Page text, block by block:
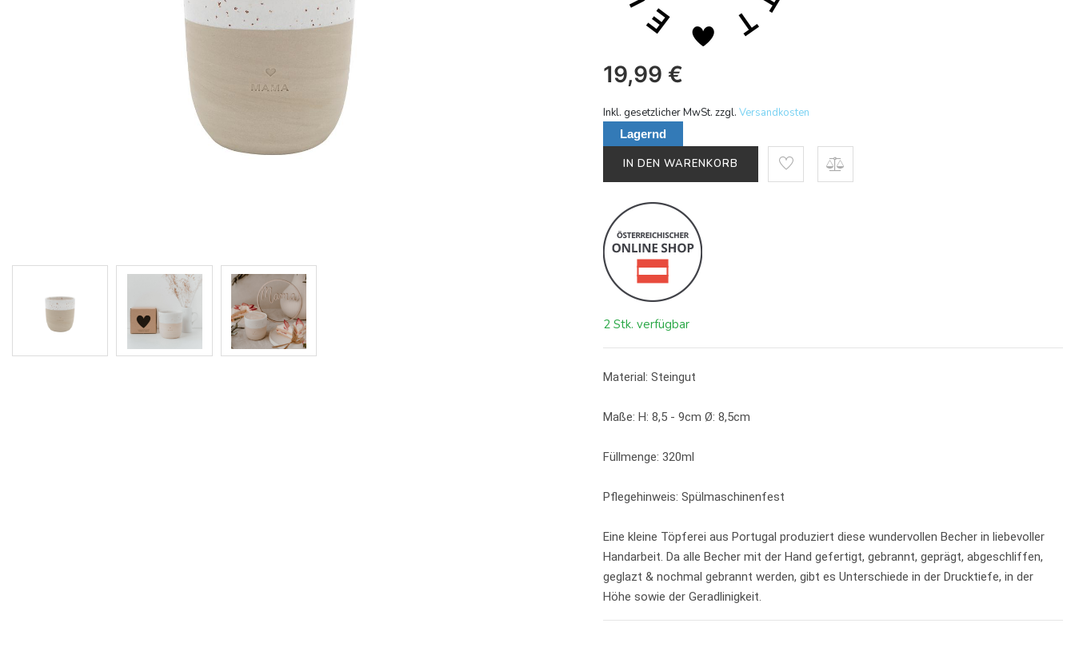
19,99 €
Inkl. gesetzlicher MwSt. zzgl.Versandkosten
Lagernd
IN DEN WARENKORB
2 Stk. verfügbar
Material: Steingut
Maße: H: 8,5 - 9cm Ø: 8,5cm
Füllmenge: 320ml
Pflegehinweis: Spülmaschinenfest
Eine kleine Töpferei aus Portugal produziert diese wundervollen Becher in liebevoller
Handarbeit.Da alle Becher mit der Hand gefertigt, gebrannt, geprägt, abgeschliffen,
geglazt & nochmal gebrannt werden, gibt es Unterschiede in der Drucktiefe, in der
Höhe sowie der Geradlinigkeit.